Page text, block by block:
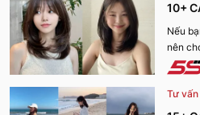
10+
NỮ
2026
Nếu
nên
mình,
nữ cực
2026
Tư